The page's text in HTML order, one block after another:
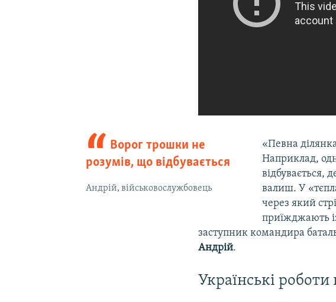
Ворог трошки не
розумів, що відбувається
Андрій, військовослужбовець
«Певна
Наприклад,
відбувається,
валиш. У
через який
приїжджають
заступник командира
Андрій.
Українські